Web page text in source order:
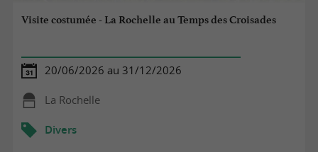
Visite costumée - La Rochelle au Temps des Croisades
20/06/2026 au 31/12/2026
La Rochelle
Divers